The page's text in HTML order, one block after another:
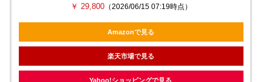
￥ 29,800（2026/06/15 07:19時点）
Amazonで見る
楽天市場で見る
Yahoo!ショッピングで見る